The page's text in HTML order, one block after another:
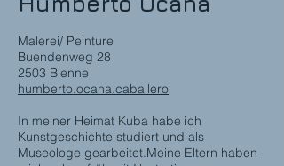
Malerei/ Peinture
Buendenweg 28
2503 Bienne
humberto.ocana.caballero
In meiner Heimat Kuba habe ich
Kunstgeschichte studiert und als
Museologe gearbeitet.Meine Eltern haben